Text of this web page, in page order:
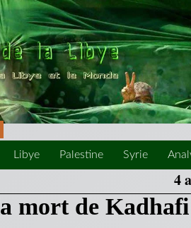
Libye Palestine Syrie
4
mort de